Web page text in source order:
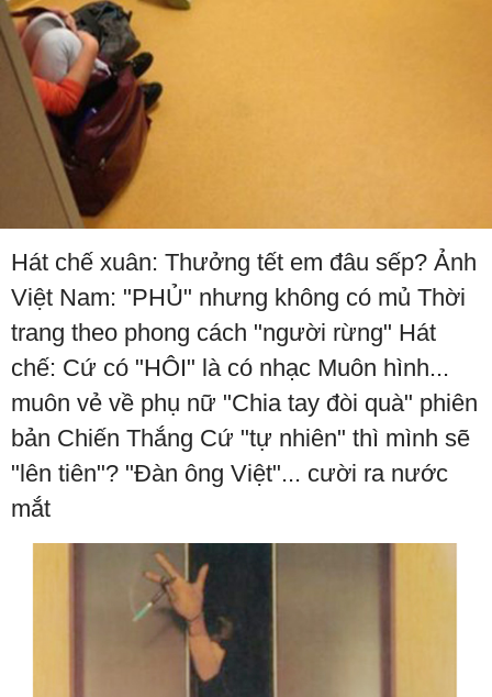
Hát chế xuân: Thưởng tết em đâu sếp? Ảnh
Việt Nam: "PHỦ" nhưng không có mủ Thời
trang theo phong cách "người rừng" Hát
chế: Cứ có "HÔI" là có nhạc Muôn hình...
muôn vẻ về phụ nữ "Chia tay đòi quà" phiên
bản Chiến Thắng Cứ "tự nhiên" thì mình sẽ
"lên tiên"? "Đàn ông Việt"... cười ra nước
mắt